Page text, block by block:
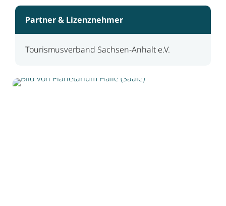
Partner & Lizenznehmer
Tourismusverband Sachsen-Anhalt e.V.